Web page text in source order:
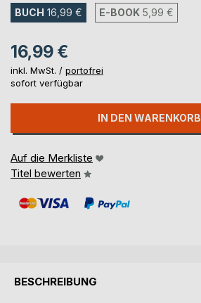
BUCH 16,99 € E-BOOK 5,99 €
16,99 €
inkl. MwSt. / portofrei
sofort verfügbar
IN DEN WARENKORB
Auf die Merkliste
Titel bewerten
BESCHREIBUNG